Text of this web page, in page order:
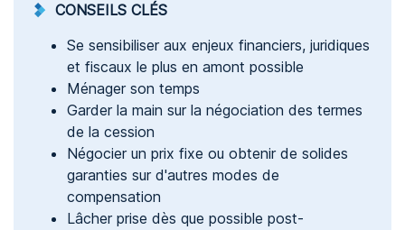
CONSEILS CLÉS
Se sensibiliser aux enjeux financiers, juridiques
et fiscaux le plus en amont possible
Ménager son temps
Garder la main sur la négociation des termes
de la cession
Négocier un prix fixe ou obtenir de solides
garanties sur d'autres modes de
compensation
Lâcher prise dès que possible post-